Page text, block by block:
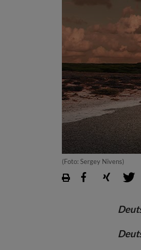
(Foto: Sergey Nivens)